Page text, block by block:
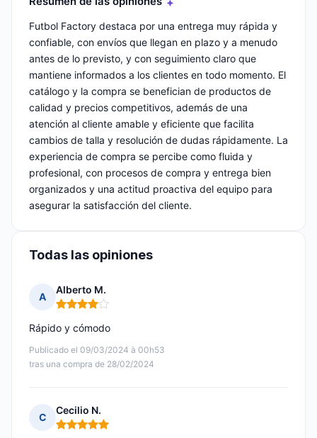
Futbol Factory destaca por una entrega muy rápida y
confiable, con envíos que llegan en plazo y a menudo
antes de lo previsto, y con seguimiento claro que
mantiene informados a los clientes en todo momento. El
catálogo y la compra se benefician de productos de
calidad y precios competitivos, además de una
atención al cliente amable y eficiente que facilita
cambios de talla y resolución de dudas rápidamente. La
experiencia de compra se percibe como fluida y
profesional, con procesos de compra y entrega bien
organizados y una actitud proactiva del equipo para
asegurar la satisfacción del cliente.
Todas las opiniones
A
Alberto M.
Nota: 4 de 5
Publicado el 09/03/2024 à 00h53
tras una compra de 28/02/2024
Rápido y cómodo
C
Cecilio N.
Nota: 5 de 5